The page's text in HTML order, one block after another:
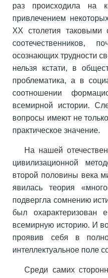
раз происходила на
привлечением
XX столетия
соотечественников,
осознающих трудности
нельзя кстати, в
проблематика, а в
соотношении
всемирной истории.
вопросы имеют не
практическое значение.
На нашей
цивилизационной
второй половины века
явилась теория
подвергла сомнению
был охарактеризован
всемирную историю. И
проявив себя в
интеллектуальное поле
Среди самих